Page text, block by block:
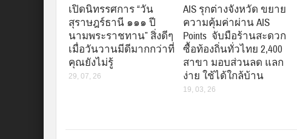
เปิดนิทรรศการ “วัน
สุราษฎร์ธานี ๑๑๑ ปี
นามพระราชทาน” สิ่งดีๆ
เมื่อวันวานมีดีมากกว่าที่
คุณยังไม่รู้
29, 07, 26
AIS รุกต่างจังหวัด ขยาย
ความคุ้มค่าผ่าน AIS
Points จับมือร้านสะดวก
ซื้อท้องถิ่นทั่วไทย 2,400
สาขา มอบส่วนลด แลก
ง่าย ใช้ได้ใกล้บ้าน
19, 03, 26